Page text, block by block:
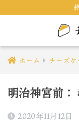
ホーム チーズ
明治神宮前：
2020年11月12日